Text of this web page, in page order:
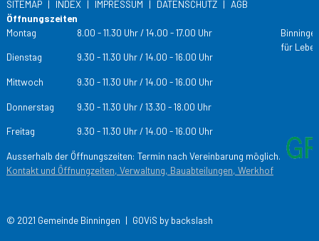
SITEMAP INDEX IMPRESSUM DATENSCHUTZ
AGB
Öffnungszeiten
TagÖffnungs­zeiten
Montag 8.00 - 11.30 Uhr / 14.00 - 17.00 Uhr
für
Dienstag
9.30 - 11.30 Uhr / 14.00 - 16.00 Uhr
Mittwoch 9.30 - 11.30 Uhr / 14.00 - 16.00 Uhr
Donnerstag
9.30 - 11.30 Uhr / 13.30 - 18.00 Uhr
Freitag
9.30 - 11.30 Uhr / 14.00 - 16.00 Uhr
Ausserhalb der Öffnungszeiten: Termin nach Vereinbarung möglich.
Kontakt und Öffnungzeiten, Verwaltung, Bauabteilungen, Werkhof
© 2021 Gemeinde Binningen | GOViS by backslash